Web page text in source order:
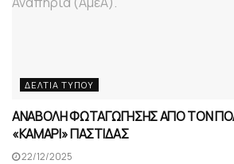
ΔΕΛΤΊΑ ΤΎΠΟΥ
ΑΝΑΒΟΛΗ ΦΩΤΑΓΩΓΗΣΗΣ ΑΠΟ ΤΟΝ
«ΚΑΜΑΡΙ» ΠΑΣΤΙΔΑΣ
22/12/2025